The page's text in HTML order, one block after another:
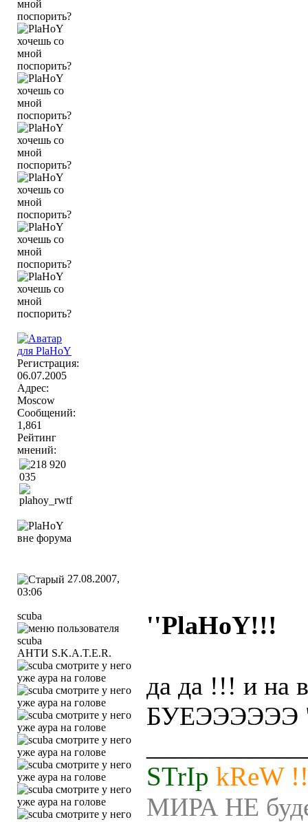
Регистрация:
06.07.2005
Адрес:
Moscow
Сообщений:
1,861
Рейтинг
мнений:
27.08.2007,
03:06
scuba
АНТИ S.K.A.T.E.R.
''PlaHoY!!!
да да !!! и на
БУЕЭЭЭЭЭЭ
STrIp kReW
МИРА НЕ